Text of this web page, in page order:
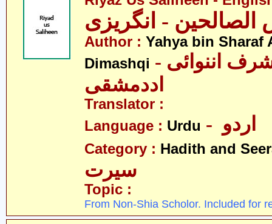
الصالحین - انگریزی
Author : Yahya bin Sharaf
Dimashqi - یحییٰ بن شرف اننوائی
اددمشقی
Translator :
Language : Urdu
Category : Hadith and
سیرت
Topic :
From Non-Shia Scholor. Included for